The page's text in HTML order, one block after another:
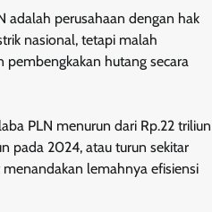
adalah perusahaan dengan hak
nasional, tetapi malah
hutang secara
PLN menurun dari Rp.22 triliun
pada 2024, atau turun sekitar
lemahnya efisiensi